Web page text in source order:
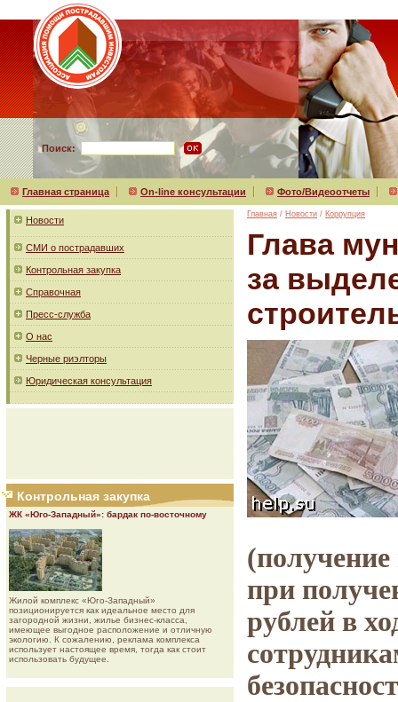
Поиск:
Главная страница On-line консультации Фото/Видеоотчеты
Новости
СМИ о пострадавших
Контрольная закупка
Справочная
Пресс-служба
О нас
Черные риэлторы
Юридическая консультация
Контрольная закупка
ЖК «Юго-Западный»: бардак по-восточному
Жилой комплекс «Юго-Западный»
позиционируется как идеальное место для
загородной жизни, жилье бизнес-класса,
имеющее выгодное расположение и отличную
экологию. К сожалению, реклама комплекса
использует настоящее время, тогда как стоит
использовать будущее.
Главная / Новости / Коррупция
Глава
за
при
рублей в